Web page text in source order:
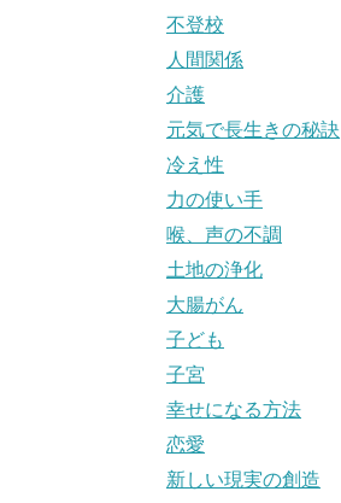
不登校
人間関係
介護
元気で長生きの秘訣
冷え性
力の使い手
喉、声の不調
土地の浄化
大腸がん
子ども
子宮
幸せになる方法
恋愛
新しい現実の創造